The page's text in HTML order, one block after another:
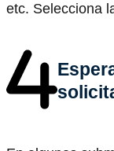
etc. Selecciona